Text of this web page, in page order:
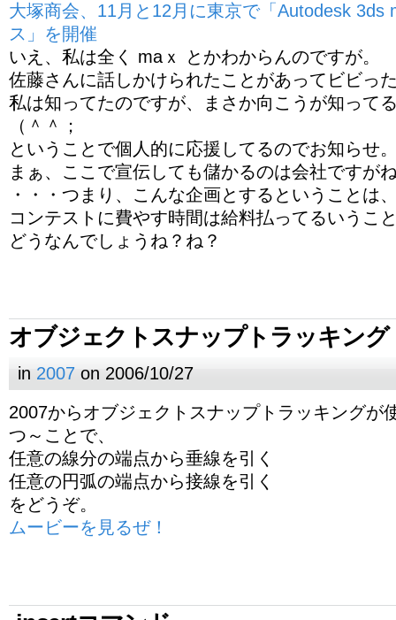
大塚商会、11月と12月に東京で「Autodesk 3ds
ス」を開催
いえ、私は全く maｘ とかわからんのですが。
佐藤さんに話しかけられたことがあってビビっ
私は知ってたのですが、まさか向こうが知って
（＾＾；
ということで個人的に応援してるのでお知らせ
まぁ、ここで宣伝しても儲かるのは会社ですが
・・・つまり、こんな企画とするということは
コンテストに費やす時間は給料払ってるいうこ
どうなんでしょうね？ね？
オブジェクトスナップトラッキング
in 2007 on 2006/10/27
2007からオブジェクトスナップトラッキングが
つ～ことで、
任意の線分の端点から垂線を引く
任意の円弧の端点から接線を引く
をどうぞ。
ムービーを見るぜ！